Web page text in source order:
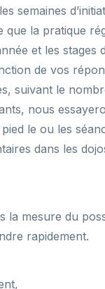
semaines
que la pratique
et les stages
de vos
suivant le
nous
le ou les
dans les
la mesure du
rapidement.